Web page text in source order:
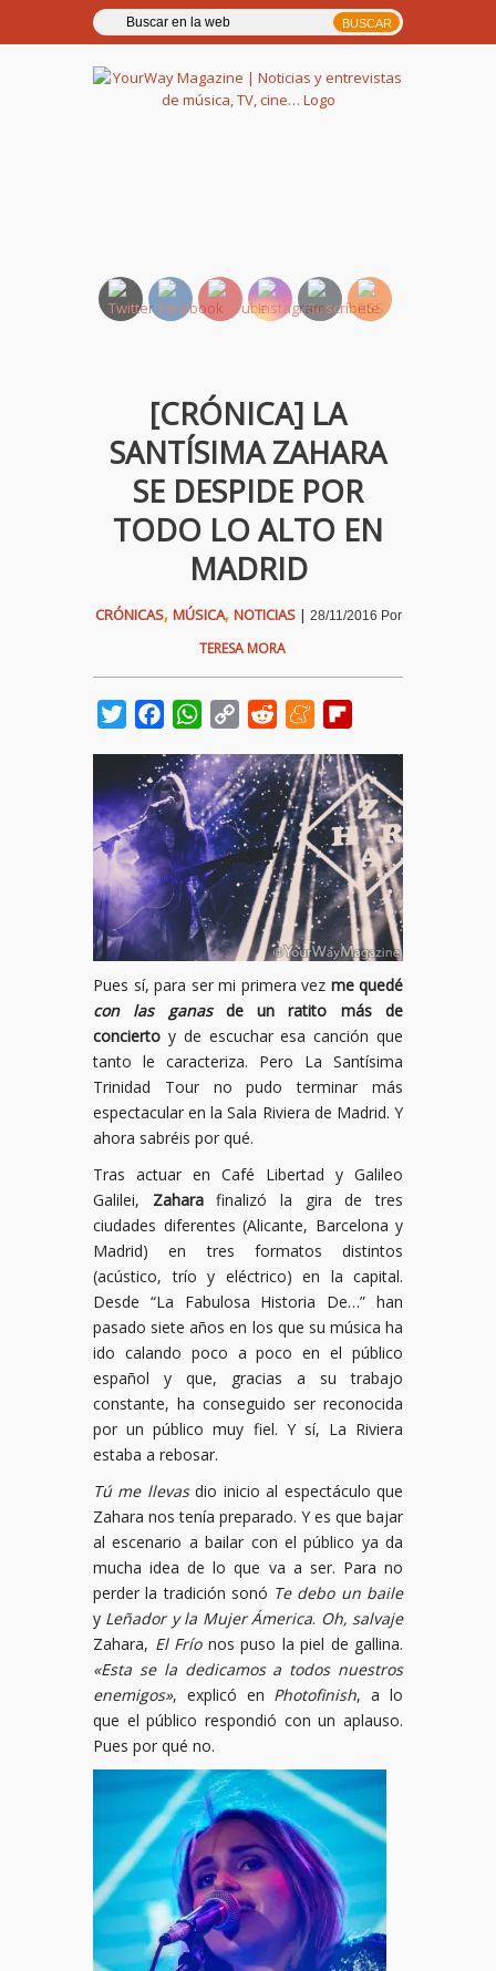
[CRÓNICA] LA
SANTÍSIMA ZAHARA
SE DESPIDE POR
TODO LO ALTO EN
MADRID
CRÓNICAS, MÚSICA, NOTICIAS| 28/11/2016 Por
TERESA MORA
TwitterFacebookWhatsApp
Copy
Reddit Meneame
Pues sí, para ser mi primera vez me quedé
con las ganasde un ratito más de
concierto y de escuchar esa canción que
tanto le caracteriza. Pero La Santísima
Trinidad Tour no pudo terminar más
espectacular en la Sala Riviera de Madrid. Y
ahora sabréis por qué.
Tras actuar en Café Libertad y Galileo
Galilei, Zaharafinalizó la gira de tres
ciudades diferentes (Alicante, Barcelona y
Madrid) en tres formatos distintos
(acústico, trío y eléctrico) en la capital.
Desde “La Fabulosa Historia De…” han
pasado siete años en los que su música ha
ido calando poco a poco en el público
español y que, gracias a su trabajo
constante, ha conseguido ser reconocida
por un público muy fiel. Y sí, La Riviera
estaba a rebosar.
Tú me llevasdio inicio al espectáculo que
Zahara nos tenía preparado. Y es que bajar
al escenario a bailar con el público ya da
mucha idea de lo que va a ser. Para no
perder la tradición sonó Te debo un baile
y Leñador y la Mujer Ámerica. Oh, salvaje
Zahara, El Fríonos puso la piel de gallina.
«Esta se la dedicamos a todos nuestros
enemigos», explicó en Photofinish, a lo
que el público respondió con un aplauso.
Pues por qué no.